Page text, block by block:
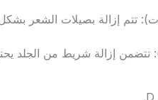
تتم إزالة بصيلات الشعر
تتضمن إزالة شريط من الجلد